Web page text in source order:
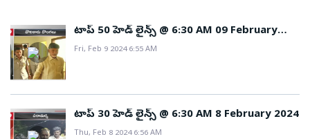
టాప్ 50 హెడ్ లైన్స్ @ 6:30 AM 09 February
2024
Fri, Feb 9 2024 6:55 AM
టాప్ 30 హెడ్ లైన్స్ @ 6:30 AM 8 February 2024
Thu, Feb 8 2024 6:56 AM